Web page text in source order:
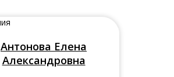
Антонова Елена
Александровна